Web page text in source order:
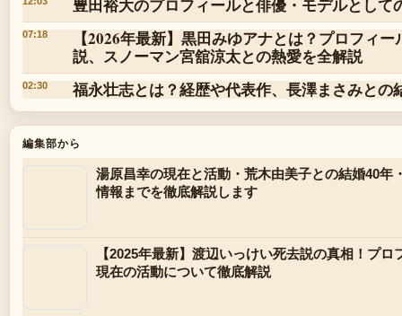
豊田裕大のプロフィールと俳優・モデルとして
07:18
【2026年最新】黒田みゆアナとは？プロフィ
説、スノーマン宮舘涼太との熱愛を全解説
02:30 福永壮志とは？経歴や代表作、長澤まさみとの
編集部から
湯原昌幸の現在と活動・荒木由美子との結婚40年
情報までを徹底解説します
【2025年最新】渡辺いっけい死去説の真相！プ
現在の活動について徹底解説